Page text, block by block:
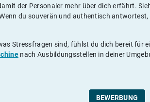
der Personaler mehr über dich erfährt.
du souverän und authentisch
Stressfragen sind, fühlst du dich bereit für
nach Ausbildungsstellen in deiner
BEWERBUNG